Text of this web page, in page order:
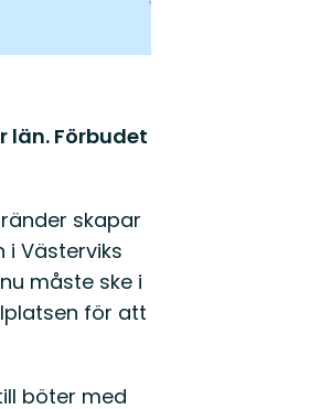
län. Förbudet
skapar
Västerviks
måste ske i
för att
böter med